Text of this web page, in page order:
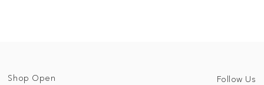
Shop Open
Follow Us